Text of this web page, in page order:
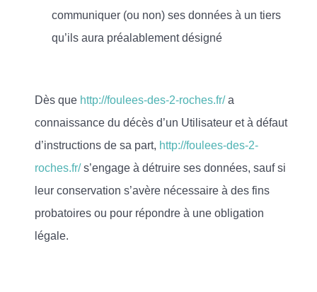
communiquer (ou non) ses données à un tiers
qu’ils aura préalablement désigné
Dès que http://foulees-des-2-roches.fr/a
connaissance du décès d’un Utilisateur et à défaut
d’instructions de sa part, http://foulees-des-2-
roches.fr/s’engage à détruire ses données, sauf si
leur conservation s’avère nécessaire à des fins
probatoires ou pour répondre à une obligation
légale.